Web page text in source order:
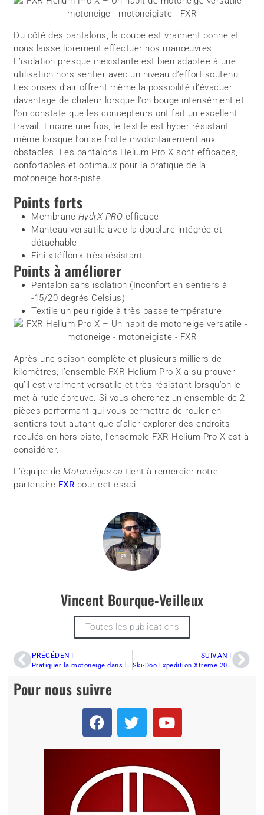
Du côté des pantalons, la coupe est vraiment bonne et
nous laisse librement effectuer nos manœuvres.
L’isolation presque inexistante est bien adaptée à une
utilisation hors sentier avec un niveau d’effort soutenu.
Les prises d’air offrent même la possibilité d’évacuer
davantage de chaleur lorsque l’on bouge intensément et
l’on constate que les concepteurs ont fait un excellent
travail. Encore une fois, le textile est hyper résistant
même lorsque l’on se frotte involontairement aux
obstacles. Les pantalons Helium Pro X sont efficaces,
confortables et optimaux pour la pratique de la
motoneige hors-piste.
Points forts
Membrane HydrX PRO efficace
Manteau versatile avec la doublure intégrée et
détachable
Fini « téflon » très résistant
Points à améliorer
Pantalon sans isolation (Inconfort en sentiers à
-15/20 degrés Celsius)
Textile un peu rigide à très basse température
Après une saison complète et plusieurs milliers de
kilomètres, l’ensemble FXR Helium Pro X a su prouver
qu’il est vraiment versatile et très résistant lorsqu’on le
met à rude épreuve. Si vous cherchez un ensemble de 2
pièces performant qui vous permettra de rouler en
sentiers tout autant que d’aller explorer des endroits
reculés en hors-piste, l’ensemble FXR Helium Pro X est à
considérer.
L’équipe deMotoneiges.ca tient à remercier notre
partenaire FXR pour cet essai.
Vincent Bourque-Veilleux
Toutes les publications
PRÉCÉDENT
Pratiquer la motoneige dans le contexte du Covid
SUIVANT
Ski-Doo Expedition Xtreme 2020 — Bilan fin de saison
Pour nous suivre